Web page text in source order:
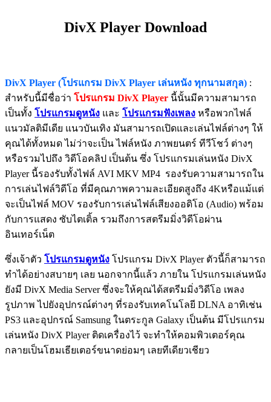
DivX Player Download
DivX Player (โปรแกรม DivX Player เล่นหนัง ทุกนามสกุล) :
สำหรับนี้มีชื่อว่า โปรแกรม DivX Player นี้นั้นมีความสามารถ
เป็นทั้ง โปรแกรมดูหนัง และ โปรแกรมฟังเพลง หรือพวกไฟล์
แนวมัลติมีเดีย แนวบันเทิง มันสามารถเปิดและเล่นไฟล์ต่างๆ ให้
คุณได้ทั้งหมด ไม่ว่าจะเป็น ไฟล์หนัง ภาพยนตร์ ทีวีโชว์ ต่างๆ
หรือรวมไปถึง วิดีโอคลิป เป็นต้น ซึ่ง โปรแกรมเล่นหนัง DivX
Player นี้รองรับทั้งไฟล์ AVI MKV MP4 รองรับความสามารถใน
การเล่นไฟล์วิดีโอ ที่มีคุณภาพความละเอียดสูงถึง 4Kหรือแม้แต่
จะเป็นไฟล์ MOV รองรับการเล่นไฟล์เสียงออดิโอ (Audio) พร้อม
กับการแสดง ซับไตเติ้ล รวมถึงการสตรีมมิ่งวิดีโอผ่าน
อินเทอร์เน็ต
ซึ่งเจ้าตัว โปรแกรมดูหนัง โปรแกรม DivX Player ตัวนี้ก็สามารถ
ทำได้อย่างสบายๆ เลย นอกจากนี้แล้ว ภายใน โปรแกรมเล่นหนัง
ยังมี DivX Media Server ซึ่งจะให้คุณได้สตรีมมิ่งวิดีโอ เพลง
รูปภาพ ไปยังอุปกรณ์ต่างๆ ที่รองรับเทคโนโลยี DLNA อาทิเช่น
PS3 และอุปกรณ์ Samsung ในตระกูล Galaxy เป็นต้น มีโปรแกรม
เล่นหนัง DivX Player ติดเครื่องไว้ จะทำให้คอมพิวเตอร์คุณ
กลายเป็นโฮมเธียเตอร์ขนาดย่อมๆ เลยทีเดียวเชียว